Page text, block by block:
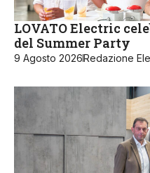
LOVATO Electric
del Summer Party
9 Agosto 2026Redazione